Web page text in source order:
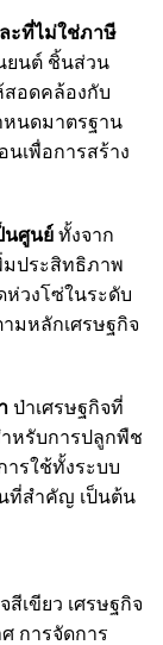
ะที่ไม่ใช่ภาษี
ยนต์ ชิ้นส่วน
อดคล้องกับ
หนดมาตรฐาน
เพื่อการสร้าง
นศูนย์ ทั้งจาก
มประสิทธิภาพ
ห่วงโซ่ในระดับ
มหลักเศรษฐกิจ
ป่าเศรษฐกิจที่
หรับการปลูกพืช
รใช้ทั้งระบบ
ที่สำคัญ เป็นต้น
สีเขียว เศรษฐกิจ
การจัดการ